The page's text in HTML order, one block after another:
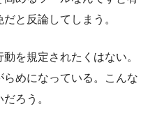
と反論してしまう。
を規定されたくはない。
めになっている。こんな
ろう。